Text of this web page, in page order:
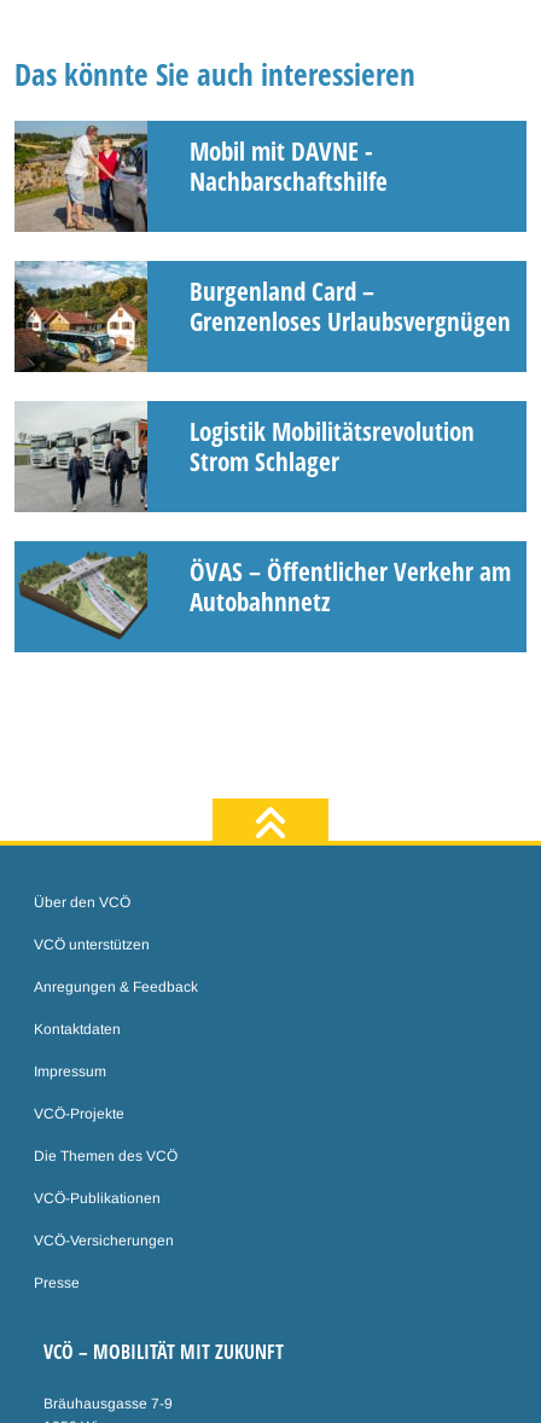
Das könnte Sie auch interessieren
Mobil mit DAVNE -
Nachbarschaftshilfe
Burgenland Card –
Grenzenloses Urlaubsvergnügen
Logistik Mobilitätsrevolution
Strom Schlager
ÖVAS – Öffentlicher Verkehr am
Autobahnnetz
Über den VCÖ
VCÖ unterstützen
Anregungen & Feedback
Kontaktdaten
Impressum
VCÖ-Projekte
Die Themen des VCÖ
VCÖ-Publikationen
VCÖ-Versicherungen
Presse
VCÖ – MOBILITÄT MIT ZUKUNFT
Bräuhausgasse 7-9